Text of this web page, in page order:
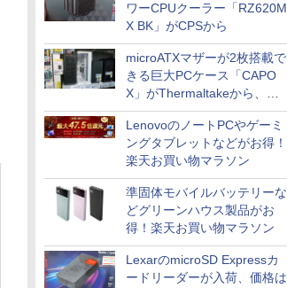
ワーCPUクーラー「RZ620M
X BK」がCPSから
microATXマザーが2枚搭載で
きる巨大PCケース「CAPO
X」がThermaltakeから、カ
ラーは2色
LenovoのノートPCやゲーミ
ングタブレットなどがお得！
楽天お買い物マラソン
準固体モバイルバッテリーな
どグリーンハウス製品がお
得！楽天お買い物マラソン
LexarのmicroSD Expressカ
ードリーダーが入荷、価格は